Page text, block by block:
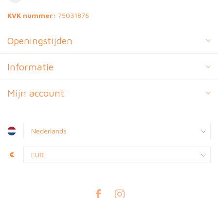
KVK nummer: 75031876
Openingstijden
Informatie
Mijn account
€